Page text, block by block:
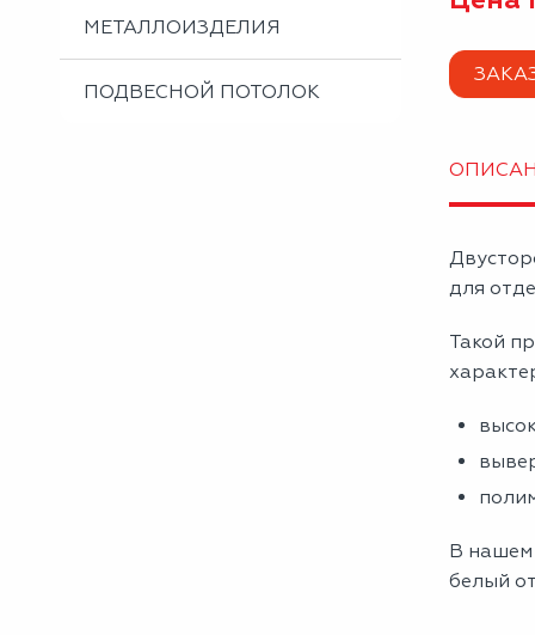
МЕТАЛЛОИЗДЕЛИЯ
ПОДВЕСНОЙ ПОТОЛОК
для
Такой
В нашем
белый